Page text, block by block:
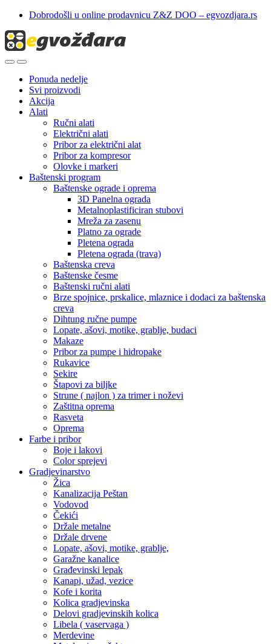
Skip
navigation
Skip
content
Dobrodošli u online prodavnicu Z&Z DOO – egvozdjara.rs
Ponuda nedelje
Svi proizvodi
Akcija
Alati
Ručni alati
Električni alati
Pribor za električni alat
Pribor za kompresor
Olovke i markeri
Baštenski program
Baštenske ograde i oprema
3D Panelna ograda
Metalnoplastificiran stubovi
Mreža za zasenu
Platno za ograde
Pletena ograda
Pletena ograda (trava)
Baštenska creva
Baštenske česme
Baštenski ručni alati
Brze spojnice, prskalice, mlaznice i dodaci za baštenska
creva
Dihtung ručne pumpe
Lopate, ašovi, motike, grablje, budaci
Makaze
Pribor za pumpe i hidropake
Rukavice
Sekire
Štapovi za biljke
Strune ( najlon ) za trimer i noževi
Zaštitna oprema
Rasveta
Oprema
Farbe i pribor
Boje i lakovi
Color sprejevi
Gradjevinarstvo
Žica
Kanalizacija Peštan
Vodovod
Čekići
Držale metalne
Držale drvene
Lopate, ašovi, motike, grablje,
Garažne kanalice
Građevinski lepak
Kanapi, užad, vezice
Kofe i korita
Kolica gradjevinska
Delovi gradjevinskih kolica
Libela ( vaservaga )
Merdevine